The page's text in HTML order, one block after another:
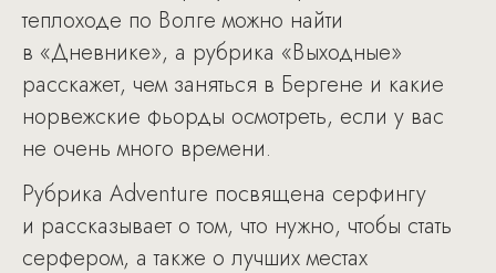
теплоходе по Волге можно найти
в «Дневнике», а рубрика «Выходные»
расскажет, чем заняться в Бергене и какие
норвежские фьорды осмотреть, если у вас
не очень много времени.
Рубрика Adventure посвящена серфингу
и рассказывает о том, что нужно, чтобы стать
серфером, а также о лучших местах